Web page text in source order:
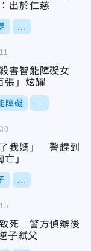
出於仁慈
害智能障礙女
張」炫耀
障礙
我媽」 警趕到
」
死 警方偵辦後
子弒父